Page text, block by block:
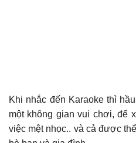
Khi nhắc đến Karaoke thì
một không gian vui chơi, để
việc mệt nhọc.. và cả được